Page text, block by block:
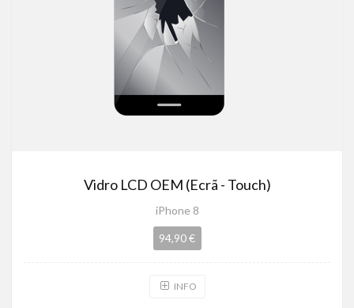
Vidro LCD OEM (Ecrã - Touch)
iPhone 8
94,90 €
INFO